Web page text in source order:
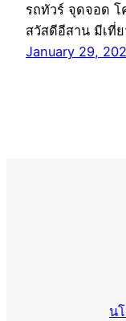
รถทัวร์ จุดจอด โ
สวัสดีอีสาน มีเที่
January 29,
น